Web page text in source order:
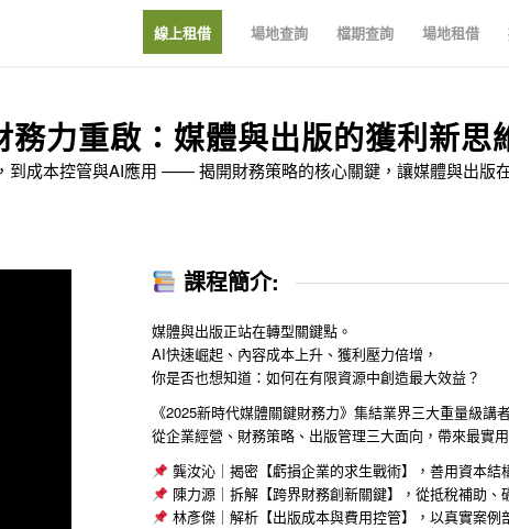
線上租借 場地查詢 檔期查詢 場地租借
務力重啟：媒體與出版的獲利新思
到成本控管與AI應用 —— 揭開財務策略的核心關鍵，讓媒體與出版
課程簡介:
媒體與出版正站在轉型關鍵點。
AI快速崛起、內容成本上升、獲利壓力倍增，
你是否也想知道：如何在有限資源中創造最大效益？
《2025新時代媒體關鍵財務力》集結業界三大重量級講
從企業經營、財務策略、出版管理三大面向，帶來最實
龔汝沁｜揭密【虧損企業的求生戰術】，善用資本
陳力源｜拆解【跨界財務創新關鍵】，從抵稅補助
林彥傑｜解析【出版成本與費用控管】，以真實案